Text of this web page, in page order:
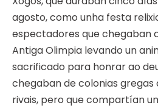
agosto, como unha festa
espectadores que chegaban
Antiga Olimpia levando un
sacrificado para honrar ao
chegaban de colonias gregas
rivais, pero que compartían